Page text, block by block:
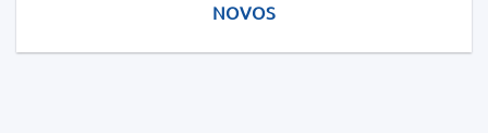
NOVOS